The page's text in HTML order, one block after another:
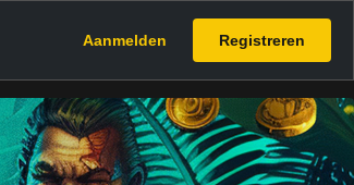
Aanmelden Registreren